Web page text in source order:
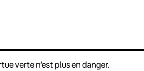
verte n’est plus en danger.